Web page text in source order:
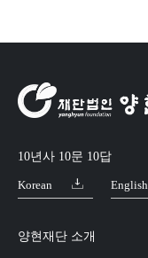
10년사 10문 10답
Korean English
양현재단 소개